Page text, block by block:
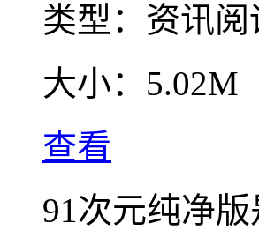
类型： 资讯阅
大小： 5.02M
查看
91次元纯净